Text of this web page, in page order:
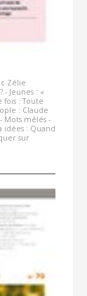
Zélie
Jeunes : «
fois : Toute
: Claude
Mots mêlés -
idées : Quand
sur